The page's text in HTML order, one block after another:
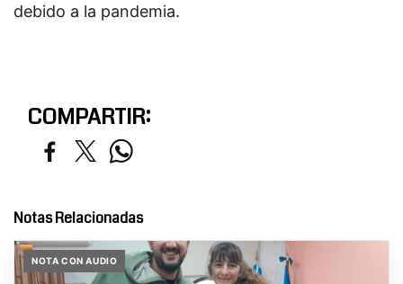
debido a la pandemia.
COMPARTIR:
Notas Relacionadas
NOTA CON AUDIO